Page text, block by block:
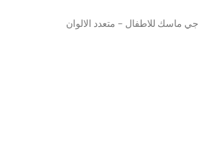
ماسك للاطفال – متعدد الالوان